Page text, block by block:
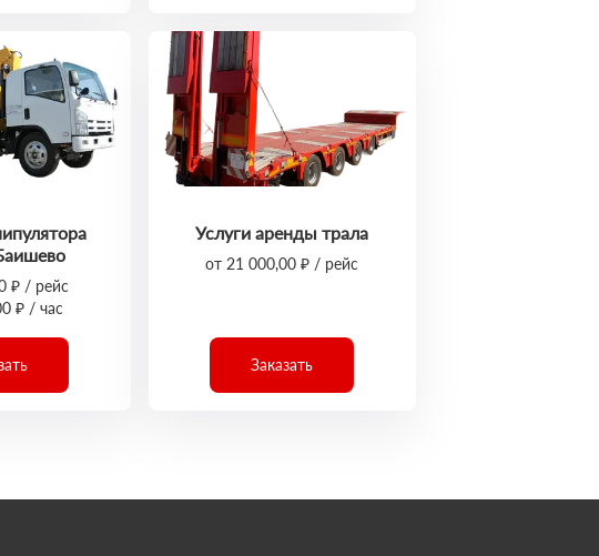
₽ / рейс
₽ / час
Услуги аренды трала
от 21 000,00 ₽ / рейс
Заказать